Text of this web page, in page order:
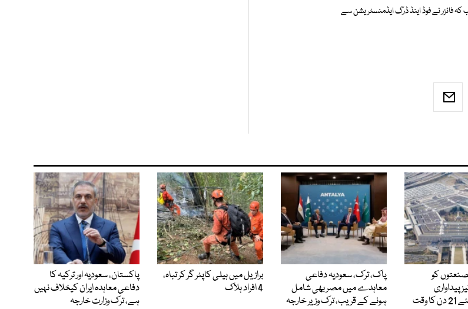
فائزر نے فوڈ اینڈ ڈرگ ایڈمنسٹریشن سے
کو
پیداواری
منصوبے کیلئے 21 دن کا وقت
پاک، ترک، سعودیہ دفاعی
معاہدے میں مصر بھی شامل
ہونے کے قریب، ترک وزیر خارجہ
برازیل میں ہیلی کاپٹر گر کر تباہ،
4 افراد ہلاک
پاکستان، سعودیہ اور ترکیہ کا
دفاعی معاہدہ ایران کیخلاف نہیں
ہے، ترک وزارت خارجہ